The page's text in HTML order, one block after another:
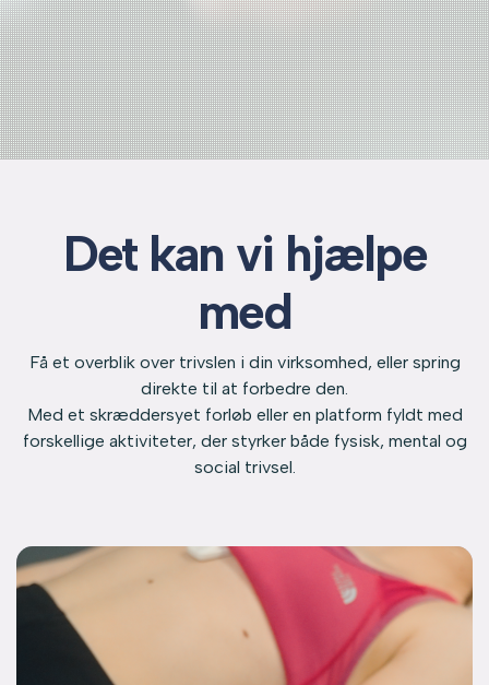
Det kan vi hjælpe
med
Få et overblik over trivslen i din virksomhed, eller spring
direkte til at forbedre den.
Med et skræddersyet forløb eller en platform fyldt med
forskellige aktiviteter, der styrker både fysisk, mental og
social trivsel.